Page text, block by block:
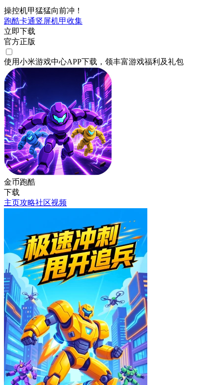
操控机甲猛猛向前冲！
跑酷卡通竖屏机甲收集
立即下载
官方正版
使用小米游戏中心APP下载 ，领丰富游戏福利 及礼包
金币跑酷
下载
主页攻略社区视频